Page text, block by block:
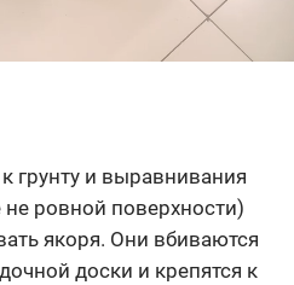
грунту и выравнивания
не ровной поверхности)
якоря. Они вбиваются
доски и крепятся к